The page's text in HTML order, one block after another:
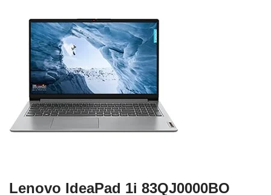
Lenovo IdeaPad 1i 83QJ0000BO